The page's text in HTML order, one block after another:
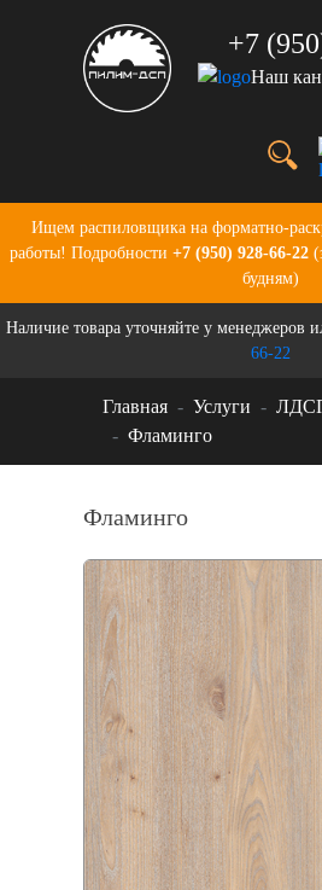
+7
Наш
Услуги
Портфолио
Производство
Бланки для заказов
Ищем распиловщика на форматно-
работы! Подробности +7 (950) 928-66-22
будням)
Наличие товара уточняйте у менеджеров
66-22
Главная Услуги
Фламинго
Фламинго